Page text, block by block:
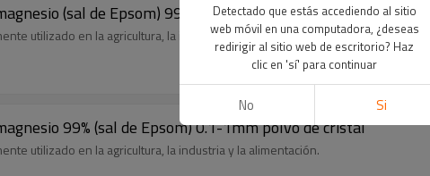
(sal de Epsom) 99.5% 4-7 mm de cristal
utilizado en la agricultura, la industria y la alimentación.
99% (sal de Epsom) 0.1-1mm polvo de cristal
utilizado en la agricultura, la industria y la alimentación.
Detectado que estás accediendo al sitio
web móvil en una computadora, ¿deseas
redirigir al sitio web de escritorio? Haz
clic en 'sí' para continuar
No Si